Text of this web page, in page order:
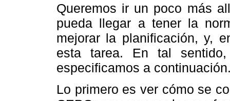
Queremos ir un poco más
pueda llegar a tener la
mejorar la planificación, y,
esta tarea. En tal
especificamos a
Lo primero es ver cómo se